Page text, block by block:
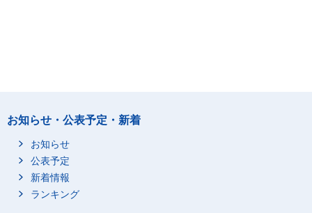
お知らせ・公表予定・新着
お知らせ
公表予定
新着情報
ランキング